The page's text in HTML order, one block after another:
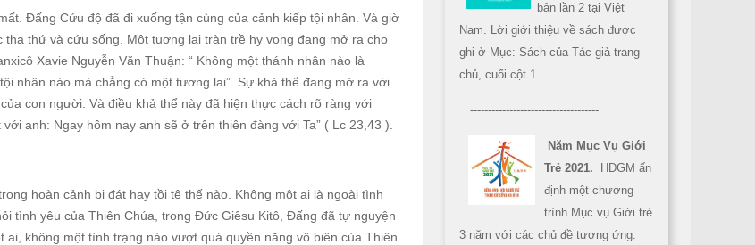
Đấng Cứu độ đã đi xuống tận cùng của cảnh kiếp tội nhân. Và giờ
thứ và cứu sống. Một tuơng lai tràn trề hy vọng đang mở ra cho
Xavie Nguyễn Văn Thuận: “ Không một thánh nhân nào là
nhân nào mà chẳng có một tương lai”. Sự khả thể đang mở ra với
con người. Và điều khả thể này đã hiện thực cách rõ ràng với
anh: Ngay hôm nay anh sẽ ở trên thiên đàng với Ta” ( Lc 23,43 ).
hoàn cảnh bi đát hay tồi tệ thế nào. Không một ai là ngoài tình
tình yêu của Thiên Chúa, trong Đức Giêsu Kitô, Đấng đã tự nguyện
không một tình trạng nào vượt quá quyền năng vô biên của Thiên
bản lần 2 tại Việt
Nam. Lời giới thiệu về sách được
ghi ở Mục: Sách của Tác giả trang
chủ, cuối cột 1.
------------------------------------
Năm Mục Vụ Giới
Trẻ 2021.
HĐGM ấn
định một chương
trình Mục vụ Giới trẻ
3 năm với các chủ đề tương ứng: